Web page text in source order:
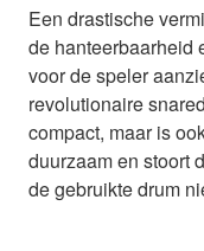
Een drastische
de hanteerbaarheid
voor de speler
revolutionaire
compact, maar is
duurzaam en stoort
de gebruikte drum